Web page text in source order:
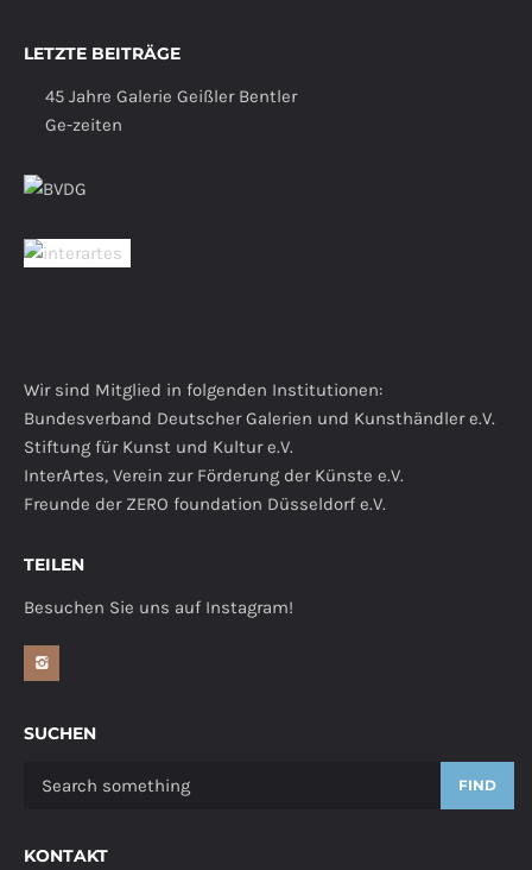
LETZTE BEITRÄGE
45 Jahre Galerie Geißler Bentler
Ge-zeiten
Wir sind Mitglied in folgenden Institutionen:
Bundesverband Deutscher Galerien und Kunsthändler e.V.
Stiftung für Kunst und Kultur e.V.
InterArtes, Verein zur Förderung der Künste e.V.
Freunde der ZERO foundation Düsseldorf e.V.
TEILEN
Besuchen Sie uns auf Instagram!
SUCHEN
FIND
KONTAKT